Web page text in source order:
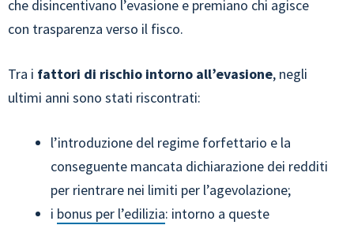
che disincentivano l’evasione e premiano chi agisce
con trasparenza verso il fisco.
Tra i fattori di rischio intorno all’evasione, negli
ultimi anni sono stati riscontrati:
l’introduzione del regime forfettario e la
conseguente mancata dichiarazione dei redditi
per rientrare nei limiti per l’agevolazione;
i bonus per l’edilizia: intorno a queste